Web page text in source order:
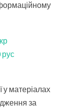
у матеріалах
за